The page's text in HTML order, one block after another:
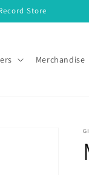
Store
Merchandise